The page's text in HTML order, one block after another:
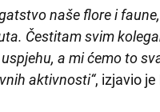
naše flore i
Čestitam svim
a mi ćemo to
aktivnosti“, izjavio je